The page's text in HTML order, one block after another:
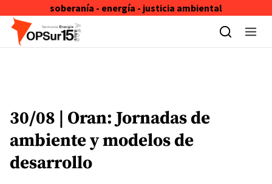
soberanía - energía - justicia ambiental
Skip to content
30/08 | Oran: Jornadas de
ambiente y modelos de
desarrollo